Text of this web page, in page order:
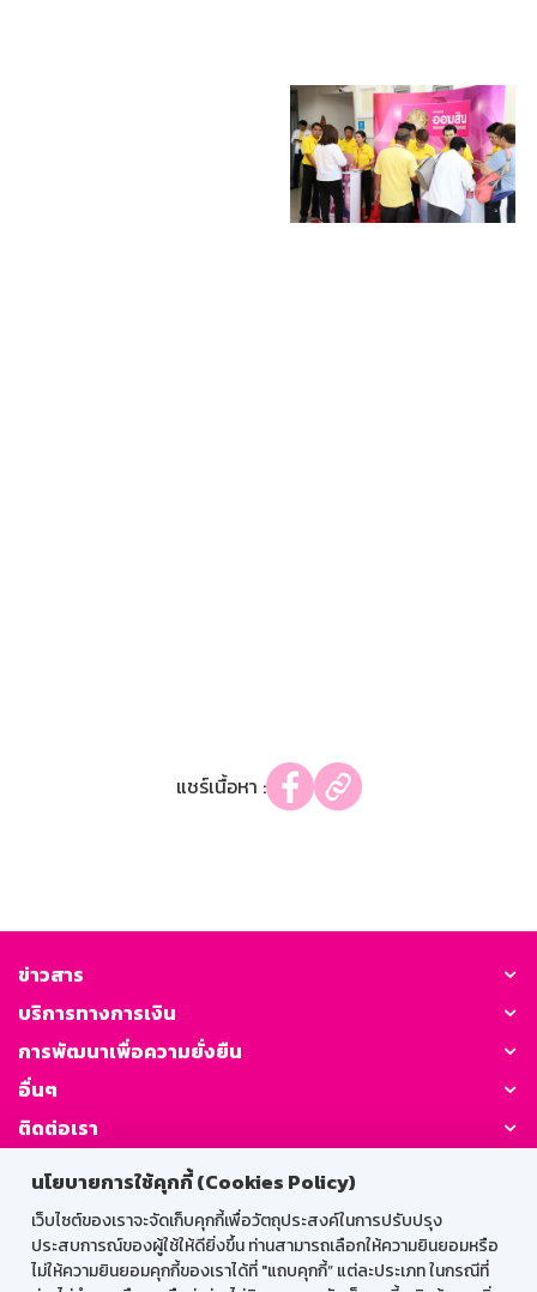
นโยบายการใช้คุกกี้ (Cookies Policy)
เว็บไซต์ของเราจะจัดเก็บคุกกี้เพื่อวัตถุประสงค์ในการปรับปรุง
ประสบการณ์ของผู้ใช้ให้ดียิ่งขึ้น ท่านสามารถเลือกให้ความยินยอมหรือ
ไม่ให้ความยินยอมคุกกี้ของเราได้ที่ "แถบคุกกี้” แต่ละประเภท ในกรณีที่
แชร์เนื้อหา :
ข่าวสาร
บริการทางการเงิน
การพัฒนาเพื่อความยั่งยืน
อื่นๆ
ติดต่อเรา
GSB Society: